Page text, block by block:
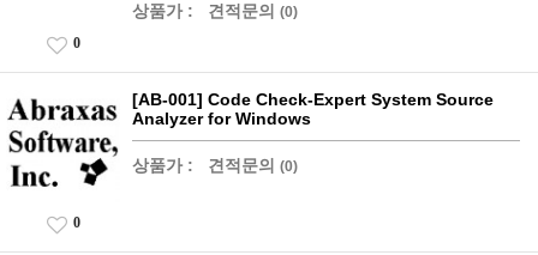
상품가 : 견적문의 (0)
0
[AB-001] Code Check-Expert System Source
Analyzer for Windows
상품가 : 견적문의 (0)
0